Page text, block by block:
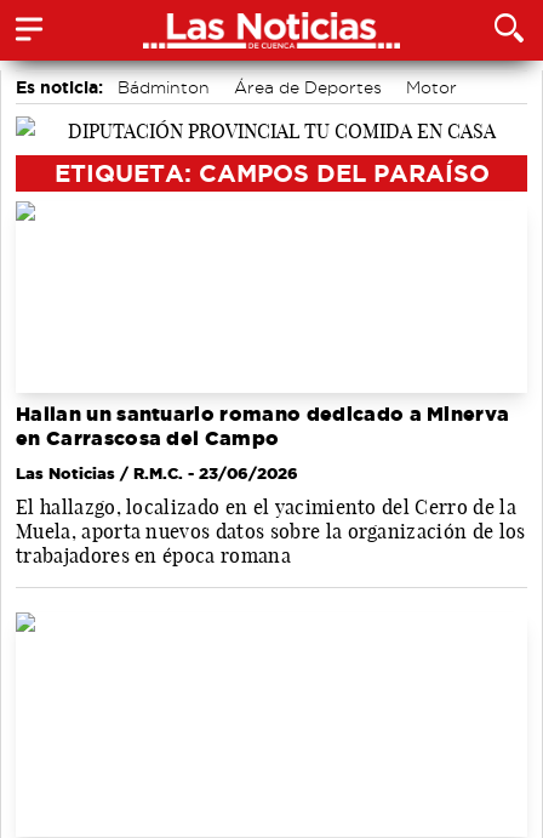
Es noticia: Bádminton Área de Deportes
Motor
accidentes laborales
ETIQUETA: CAMPOS DEL PARAÍSO
Hallan un santuario romano dedicado a Minerva
en Carrascosa del Campo
Las Noticias / R.M.C. - 23/06/2026
El hallazgo, localizado en el yacimiento del Cerro de la
Muela, aporta nuevos datos sobre la organización de los
trabajadores en época romana